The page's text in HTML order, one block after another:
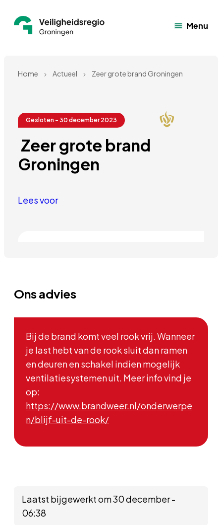
Menu
Home Actueel Zeer grote brand Groningen
Gesloten - 30 december 2023
Groningen
Lees voor
Ons advies
Bij de brand komt veel rook vrij. Wanneer
je last hebt van de rook sluit dan ramen
en deuren en schakel indien mogelijk
ventilatiesystemen uit. Meer info vind je
op:
https://www.brandweer.nl/onderwerpe
n/blijf-uit-de-rook/
Laatst bijgewerkt om 30 december -
06:38